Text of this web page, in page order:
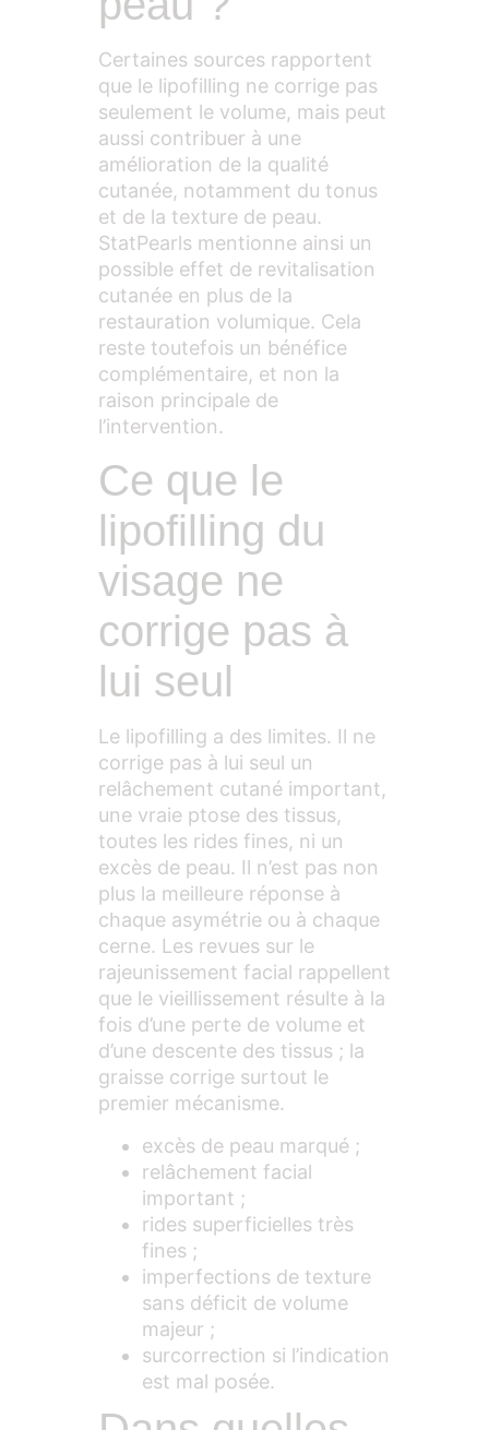
Certaines sources rapportent
que le lipofilling ne corrige pas
seulement le volume, mais peut
aussi contribuer à une
amélioration de la qualité
cutanée, notamment du tonus
et de la texture de peau.
StatPearls mentionne ainsi un
possible effet de revitalisation
cutanée en plus de la
restauration volumique. Cela
reste toutefois un bénéfice
complémentaire, et non la
raison principale de
l’intervention.
Ce que le
lipofilling du
visage ne
corrige pas à
lui seul
Le lipofilling a des limites. Il ne
corrige pas à lui seul un
relâchement cutané important,
une vraie ptose des tissus,
toutes les rides fines, ni un
excès de peau. Il n’est pas non
plus la meilleure réponse à
chaque asymétrie ou à chaque
cerne. Les revues sur le
rajeunissement facial rappellent
que le vieillissement résulte à la
fois d’une perte de volume et
d’une descente des tissus ; la
graisse corrige surtout le
premier mécanisme.
excès de peau marqué ;
relâchement facial
important ;
rides superficielles très
fines ;
imperfections de texture
sans déficit de volume
majeur ;
surcorrection si l’indication
est mal posée.